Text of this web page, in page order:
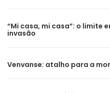
“Mi casa, mi casa”: o limite
invasão
Venvanse: atalho para a